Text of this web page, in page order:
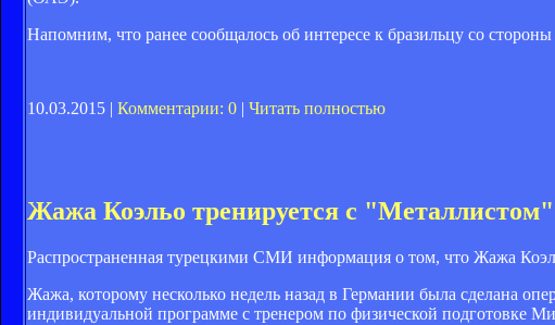
Напомним, что ранее сообщалось об интересе к бразильцу со
10.03.2015 | Комментарии: 0 | Читать полностью
Жажа Коэльо тренируется с "Металлистом"
Распространенная турецкими СМИ информация о том, что Жажа
Жажа, которому несколько недель назад в Германии была сделана
индивидуальной программе с тренером по физической подготовке